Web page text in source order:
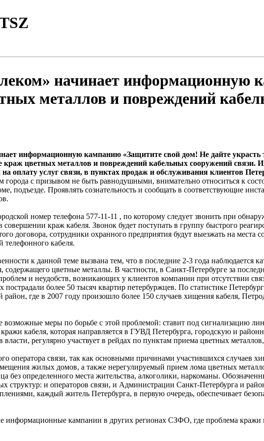
начинает информационную
металлов и повреждений
информационную кампанию «Защитите свой дом! Не дайте
краж цветных металлов и повреждений кабельных сооружений связи.
оплату услуг связи, в пунктах продаж и обслуживания клиентов
с призывом не быть равнодушными, внимательно относиться к
подъезде. Проявлять сознательность и сообщать в соответствующие
номер телефона 577-11-11 , по которому следует звонить при
краж кабеля. Звонок будет поступать в группу быстрого
договора, сотрудники охранного предприятия будут выезжать на
кабеля.
к данной теме вызвана тем, что в последние 2-3 года наблюдается
цветные металлы. В частности, в Санкт-Петербурге за
и неудобств, возникающих у клиентов компании при отсутствии
пострадали более 50 тысяч квартир петербуржцев. По статистике
где в 2007 году произошло более 150 случаев хищения кабеля,
меры по борьбе с этой проблемой: ставит под сигнализацию
кабеля, которая направляется в ГУВД Петербурга, городскую и
регулярно участвует в рейдах по пунктам приема цветных
оператора связи, так как основными причинами участившихся случаев
жилых домов, а также нерегулируемый прием лома цветных
без определенного места жительства, алкоголики, наркоманы.
структур: и операторов связи, и Администрации Санкт-Петербурга и
каждый житель Петербурга, в первую очередь, обеспечивает
кампании в других регионах СЗФО, где проблема кражи